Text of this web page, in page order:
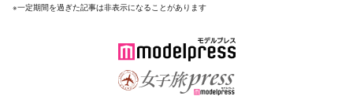
※一定期間を過ぎた記事は非表示になることがあります